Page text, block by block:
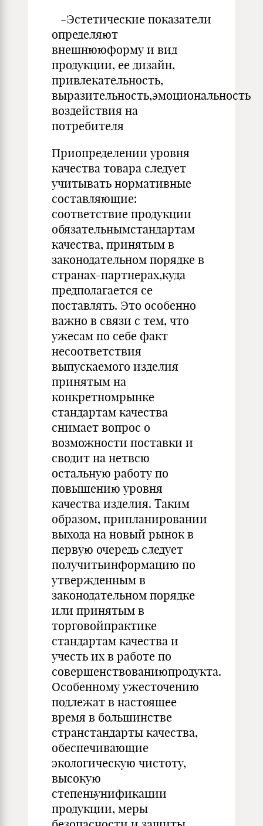
-Эстетические показатели
определяют
внешнююформу и вид
продукции, ее дизайн,
привлекательность,
выразительность,эмоциональность
воздействия на
потребителя
Приопределении уровня
качества товара следует
учитывать нормативные
составляющие:
соответствие продукции
обязательнымстандартам
качества, принятым в
законодательном порядке в
стра­нах-партнерах,куда
предполагается се
поставлять. Это особенно
важно в связи с тем, что
ужесам по себе факт
несоответствия
выпускаемого изделия
принятым на
конкретномрынке
стандартам качества
снимает вопрос о
возможности поставки и
сводит на нетвсю
остальную работу по
повышению уровня
качества изделия. Таким
образом, приплани­ровании
выхода на новый рынок в
первую очередь следует
получитьинформацию по
утвержденным в
законодательном порядке
или при­нятым в
торговойпрактике
стандартам качества и
учесть их в работе по
совершенствованиюпродукта.
Особенному ужесточению
подлежат в настоящее
время в большинстве
странстандарты качества,
обеспе­чивающие
экологическую чистоту,
высокую
степеньунификации
продукции, меры